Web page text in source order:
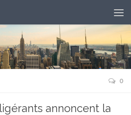
0
annoncent la